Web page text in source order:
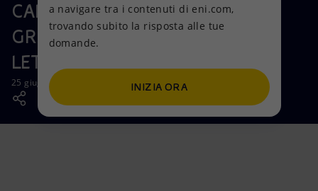
Mission e valori
Persone e Partnership
Net Zero
Modello satellitare
Diversificazione energetica
Tecnologie per la transizione
Collaborazioni per l'innovazione
Attività nel mondo
Casa
Imprese
Mobilità
CARBURANTI ALTERNATIVI
GRUPPO FS ED ENI FIRMANO
LETTERA D’INTENTI
25 giugno 2024 - 12:00 CEST
a navigare tra i contenuti di eni.com,
trovando subito la risposta alle tue
domande.
INIZIA ORA